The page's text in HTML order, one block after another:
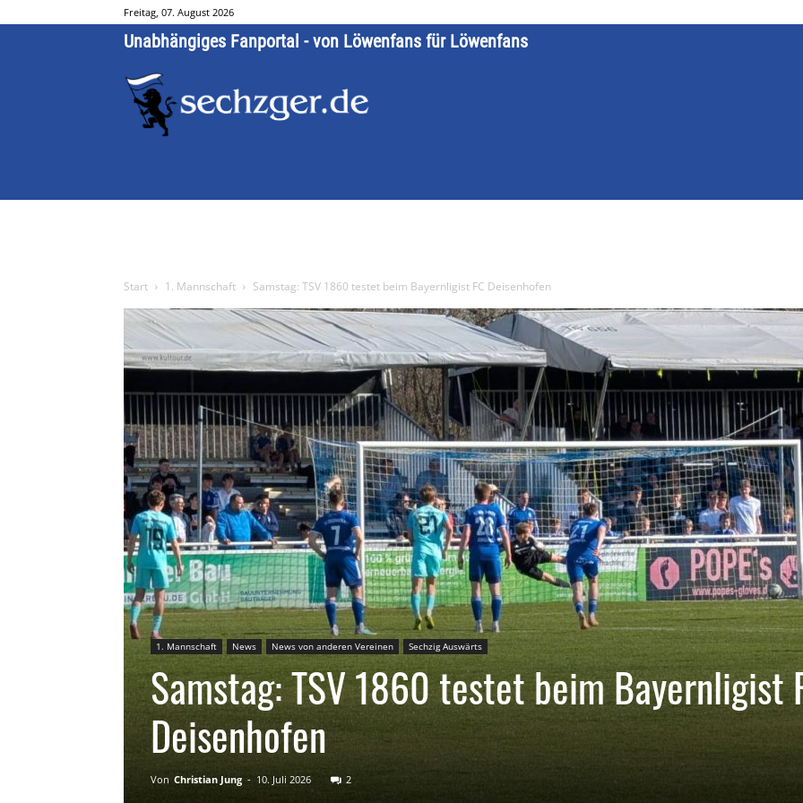
Freitag, 07. August 2026
Unabhängiges Fanportal - von Löwenfans für Löwenfans
Start 1. Mannschaft Samstag: TSV 1860 testet beim Bayernligist FC Deisenhofen
1. Mannschaft News News von anderen Vereinen Sechzig Auswärts
Samstag: TSV 1860 testet beim Bayernligist
Deisenhofen
Von Christian Jung - 10. Juli 2026 2